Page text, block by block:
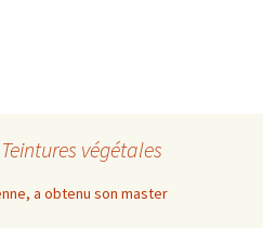
végétales
a obtenu son master